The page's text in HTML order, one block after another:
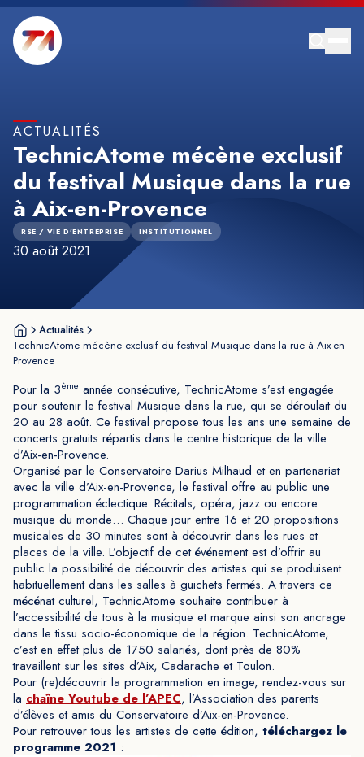
ACTUALITÉS
TechnicAtome mécène exclusif
du festival Musique dans la rue
à Aix-en-Provence
RSE / VIE D'ENTREPRISE INSTITUTIONNEL
30 août 2021
Actualités
TechnicAtome mécène exclusif du festival Musique dans la rue à Aix-en-
Provence
Pour la 3ème année consécutive, TechnicAtome s’est engagée
pour soutenir le festival Musique dans la rue, qui se déroulait du
20 au 28 août. Ce festival propose tous les ans une semaine de
concerts gratuits répartis dans le centre historique de la ville
d’Aix-en-Provence.
Organisé par le Conservatoire Darius Milhaud et en partenariat
avec la ville d’Aix-en-Provence, le festival offre au public une
programmation éclectique. Récitals, opéra, jazz ou encore
musique du monde… Chaque jour entre 16 et 20 propositions
musicales de 30 minutes sont à découvrir dans les rues et
places de la ville. L’objectif de cet événement est d’offrir au
public la possibilité de découvrir des artistes qui se produisent
habituellement dans les salles à guichets fermés. A travers ce
mécénat culturel, TechnicAtome souhaite contribuer à
l’accessibilité de tous à la musique et marque ainsi son ancrage
dans le tissu socio-économique de la région. TechnicAtome,
c’est en effet plus de 1750 salariés, dont près de 80%
travaillent sur les sites d’Aix, Cadarache et Toulon.
Pour (re)découvrir la programmation en image, rendez-vous sur
la chaîne Youtube de l’APEC, l’Association des parents
d’élèves et amis du Conservatoire d’Aix-en-Provence.
Pour retrouver tous les artistes de cette édition, téléchargez le
programme 2021 :